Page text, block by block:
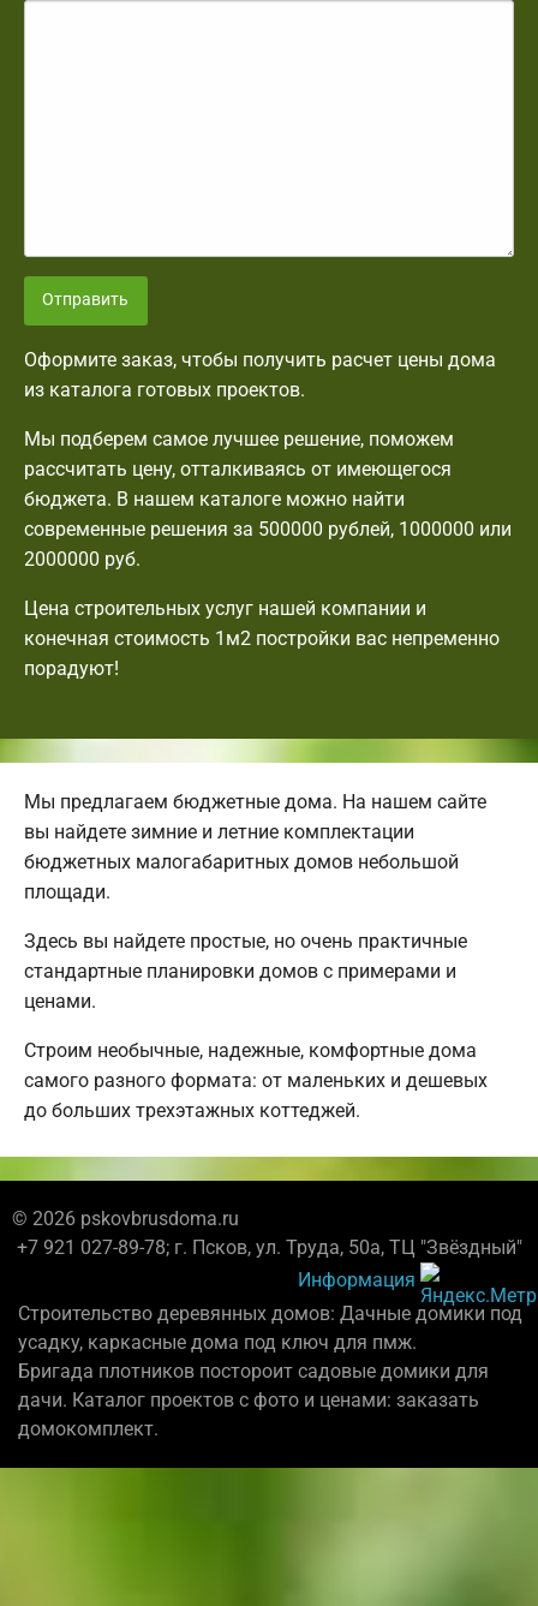
Отправить
Оформите заказ, чтобы получить расчет цены дома
из каталога готовых проектов.
Мы подберем самое лучшее решение, поможем
рассчитать цену, отталкиваясь от имеющегося
бюджета. В нашем каталоге можно найти
современные решения за 500000 рублей, 1000000 или
2000000 руб.
Цена строительных услуг нашей компании и
конечная стоимость 1м2 постройки вас непременно
порадуют!
Мы предлагаем бюджетные дома. На нашем сайте
вы найдете зимние и летние комплектации
бюджетных малогабаритных домов небольшой
площади.
Здесь вы найдете простые, но очень практичные
стандартные планировки домов с примерами и
ценами.
Строим необычные, надежные, комфортные дома
самого разного формата: от маленьких и дешевых
до больших трехэтажных коттеджей.
© 2026 pskovbrusdoma.ru
+7 921 027-89-78; г. Псков, ул. Труда, 50а, ТЦ "Звёздный"
Информация
Строительство деревянных домов: Дачные домики под
усадку, каркасные дома под ключ для пмж.
Бригада плотников постороит садовые домики для
дачи. Каталог проектов с фото и ценами: заказать
домокомплект.